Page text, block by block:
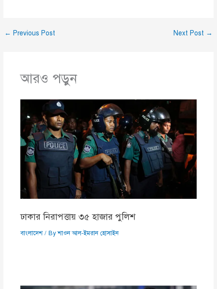
← Previous Post Next Post →
আরও পড়ুন
ঢাকার নিরাপত্তায় ৩৫ হাজার পুলিশ
বাংলাদেশ/ Byশাওন আল-ইমরান হোসাইন